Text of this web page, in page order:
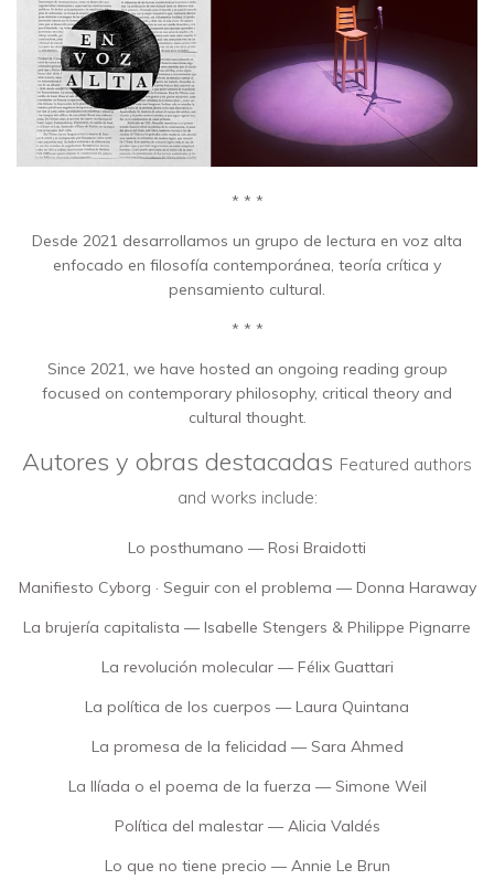
* * *
Desde 2021 desarrollamos un grupo de lectura en voz alta
enfocado en filosofía contemporánea, teoría crítica y
pensamiento cultural.
* * *
Since 2021, we have hosted an ongoing reading group
focused on contemporary philosophy, critical theory and
cultural thought.
Autores y obras destacadas Featured authors
and works include:
Lo posthumano — Rosi Braidotti
Manifiesto Cyborg · Seguir con el problema — Donna Haraway
La brujería capitalista — Isabelle Stengers & Philippe Pignarre
La revolución molecular — Félix Guattari
La política de los cuerpos — Laura Quintana
La promesa de la felicidad — Sara Ahmed
La Ilíada o el poema de la fuerza — Simone Weil
Política del malestar — Alicia Valdés
Lo que no tiene precio — Annie Le Brun